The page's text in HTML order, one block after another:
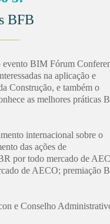
BFB
evento BIM Fórum
na aplicação e
Construção, e também o
as melhores práticas
internacional sobre o
das ações de
por todo mercado de
de AECO; premiação
e Conselho